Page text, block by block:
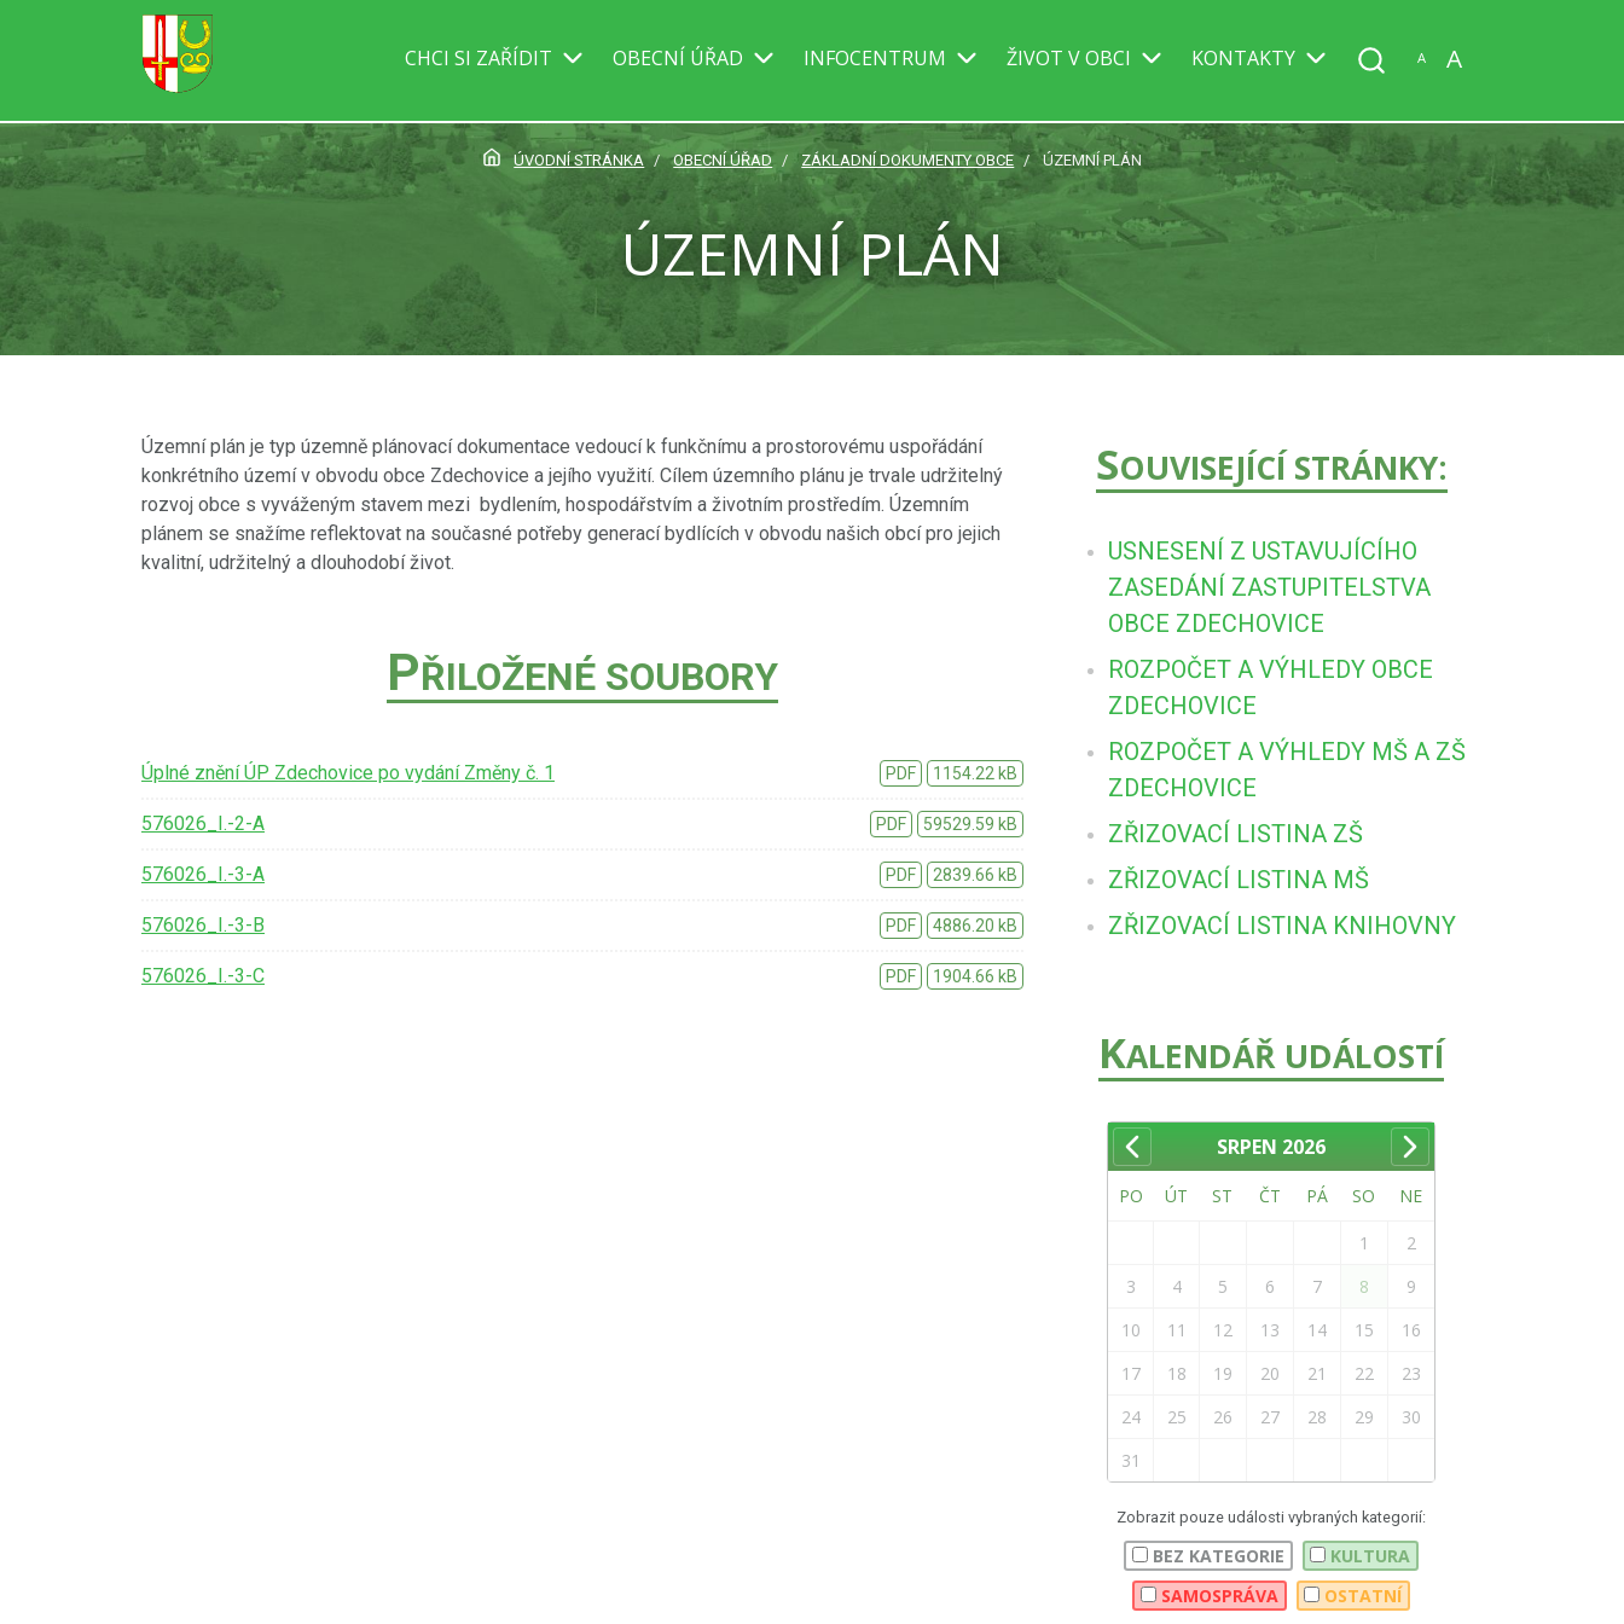
CHCI SI ZAŘÍDIT OBECNÍ ÚŘAD INFOCENTRUM ŽIVOT V OBCI KONTAKTY A A
ÚVODNÍ STRÁNKA OBECNÍ ÚŘAD ZÁKLADNÍ DOKUMENTY OBCE ÚZEMNÍ PLÁN
ÚZEMNÍ PLÁN
Územní plán je typ územně plánovací dokumentace vedoucí k funkčnímu a prostorovému uspořádání
konkrétního území v obvodu obce Zdechovice a jejího využití. Cílem územního plánu je trvale udržitelný
rozvoj obce s vyváženým stavem mezi bydlením, hospodářstvím a životním prostředím. Územním
plánem se snažíme reflektovat na současné potřeby generací bydlících v obvodu našich obcí pro jejich
kvalitní, udržitelný a dlouhodobí život.
PŘILOŽENÉ SOUBORY
Úplné znění ÚP Zdechovice po vydání Změny č. 1 PDF 1154.22 kB
576026_I.-2-A PDF 59529.59 kB
576026_I.-3-A PDF 2839.66 kB
576026_I.-3-B PDF 4886.20 kB
576026_I.-3-C PDF 1904.66 kB
SOUVISEJÍCÍ STRÁNKY:
USNESENÍ Z USTAVUJÍCÍHO
ZASEDÁNÍ ZASTUPITELSTVA
OBCE ZDECHOVICE
ROZPOČET A VÝHLEDY OBCE
ZDECHOVICE
ROZPOČET A VÝHLEDY MŠ A ZŠ
ZDECHOVICE
ZŘIZOVACÍ LISTINA ZŠ
ZŘIZOVACÍ LISTINA MŠ
ZŘIZOVACÍ LISTINA KNIHOVNY
KALENDÁŘ UDÁLOSTÍ
SRPEN 2026
PO ÚT ST ČT PÁ SO NE
1
2
3
4 5 6 7 8
9
10
11 12 13 14 15
16
17
18 19 20 21 22
23
24
25 26 27 28 29
30
31
Zobrazit pouze události vybraných kategorií:
BEZ KATEGORIE
KULTURA
SAMOSPRÁVA
OSTATNÍ